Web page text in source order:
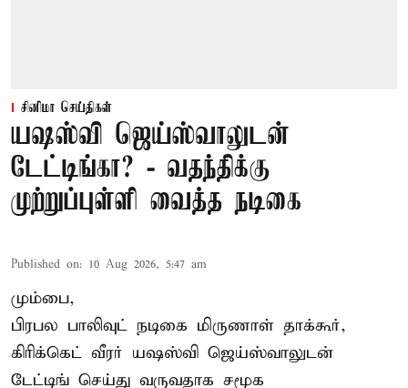
சினிமா செய்திகள்
யஷஸ்வி ஜெய்ஸ்வாலுடன்
டேட்டிங்கா? - வதந்திக்கு
முற்றுப்புள்ளி வைத்த நடிகை
Published on: 10 Aug 2026, 5:47 am
மும்பை,
பிரபல பாலிவுட் நடிகை மிருணாள் தாக்கூர்,
கிரிக்கெட் வீரர் யஷஸ்வி ஜெய்ஸ்வாலுடன்
டேட்டிங் செய்து வருவதாக சமூக